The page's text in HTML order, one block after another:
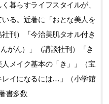
暮らすライフスタイルが、
る。近著に「おとな美人を
刊）「今治美肌タオル付き
がん）」（講談社刊）「き
メイク基本の「き」」（宝
レイになるには…」（小学館
書多数